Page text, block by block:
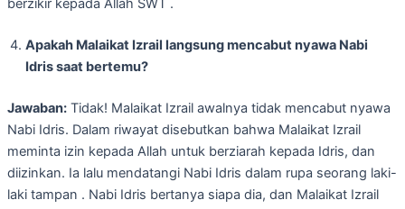
berzikir kepada Allah SWT .
Apakah Malaikat Izrail langsung mencabut nyawa Nabi
Idris saat bertemu?
Jawaban: Tidak! Malaikat Izrail awalnya tidak mencabut nyawa
Nabi Idris. Dalam riwayat disebutkan bahwa Malaikat Izrail
meminta izin kepada Allah untuk berziarah kepada Idris, dan
diizinkan. Ia lalu mendatangi Nabi Idris dalam rupa seorang laki-
laki tampan . Nabi Idris bertanya siapa dia, dan Malaikat Izrail